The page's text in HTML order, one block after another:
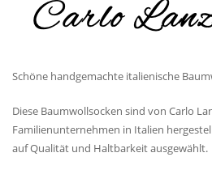
Schöne handgemachte italienische
Diese Baumwollsocken sind von Carlo
Familienunternehmen in Italien
auf Qualität und Haltbarkeit ausgewählt.